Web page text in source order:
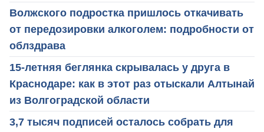
Волжского подростка пришлось откачивать
от передозировки алкоголем: подробности от
облздрава
15-летняя беглянка скрывалась у друга в
Краснодаре: как в этот раз отыскали Алтынай
из Волгоградской области
3,7 тысяч подписей осталось собрать для